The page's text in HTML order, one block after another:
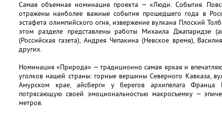
Самая объемная номинация проекта — «Люди. События.
отражены наиболее важные события прошедшего года в
эстафета олимпийского огня, извержение вулкана Плоский
этом разделе представлены работы Михаила Джапаридзе
(Российская газета), Андрея Чепакина (Невское время),
других.
Номинация «Природа» — традиционно самая яркая и
уголков нашей страны: горные вершины Северного Кавказа,
Амурском крае, айсберги у берегов архипелага
потрясающую своей эмоциональностью макросъемку —
метров.